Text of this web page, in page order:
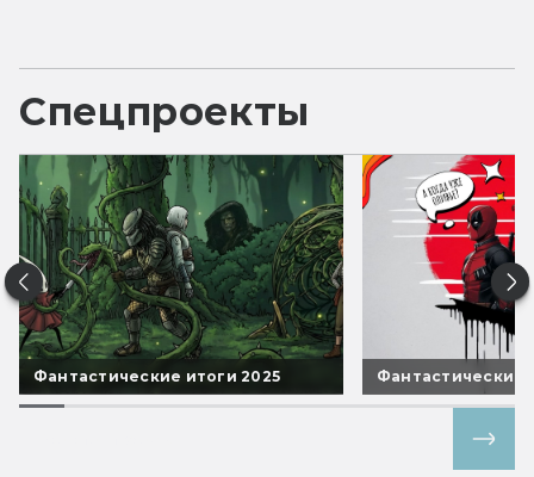
Спецпроекты
Фантастические итоги 2025 Фантастические